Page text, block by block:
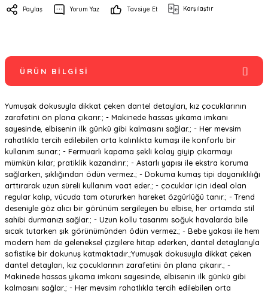
Paylaş Yorum Yaz Tavsiye Et Karşılaştır
ÜRÜN BILGISI
Yumuşak dokusuyla dikkat çeken dantel detayları, kız çocuklarının
zarafetini ön plana çıkarır.; - Makinede hassas yıkama imkanı
sayesinde, elbisenin ilk günkü gibi kalmasını sağlar.; - Her mevsim
rahatlıkla tercih edilebilen orta kalınlıkta kumaşı ile konforlu bir
kullanım sunar.; - Fermuarlı kapama şekli kolay giyip çıkarmayı
mümkün kılar; pratiklik kazandırır.; - Astarlı yapısı ile ekstra koruma
sağlarken, şıklığından ödün vermez.; - Dokuma kumaş tipi dayanıklılığı
arttırarak uzun süreli kullanım vaat eder.; - çocuklar için ideal olan
regular kalıp, vücuda tam otururken hareket özgürlüğü tanır.; - Trend
deseniyle göz alıcı bir görünüm sergileyen bu elbise, her ortamda stil
sahibi durmanızı sağlar.; - Uzun kollu tasarımı soğuk havalarda bile
sıcak tutarken şık görünümünden ödün vermez.; - Bebe yakası ile hem
modern hem de geleneksel çizgilere hitap ederken, dantel detaylarıyla
sofistike bir dokunuş katmaktadır.;Yumuşak dokusuyla dikkat çeken
dantel detayları, kız çocuklarının zarafetini ön plana çıkarır.; -
Makinede hassas yıkama imkanı sayesinde, elbisenin ilk günkü gibi
kalmasını sağlar.; - Her mevsim rahatlıkla tercih edilebilen orta